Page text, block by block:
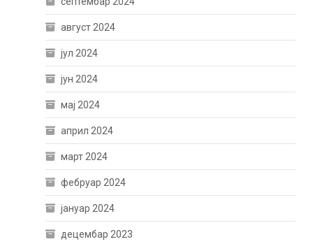
август 2024
јул 2024
јун 2024
мај 2024
април 2024
март 2024
фебруар 2024
јануар 2024
децембар 2023